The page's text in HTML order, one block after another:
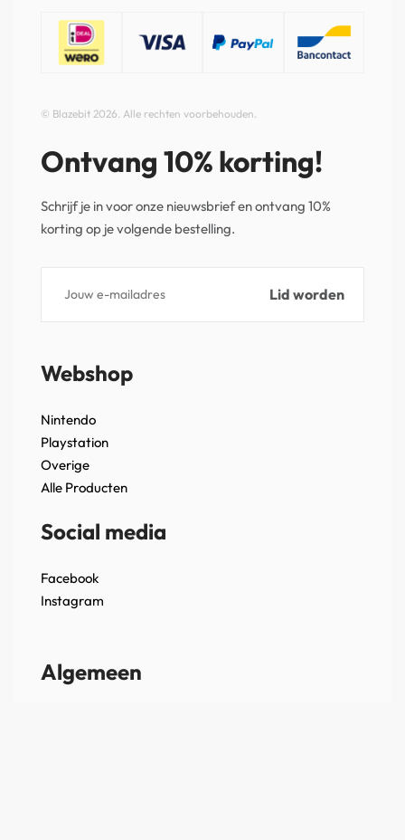
© Blazebit 2026. Alle rechten voorbehouden.
Ontvang 10% korting!
Schrijf je in voor onze nieuwsbrief en ontvang 10%
korting op je volgende bestelling.
Webshop
Nintendo
Playstation
Overige
Alle Producten
Social media
Facebook
Instagram
Algemeen